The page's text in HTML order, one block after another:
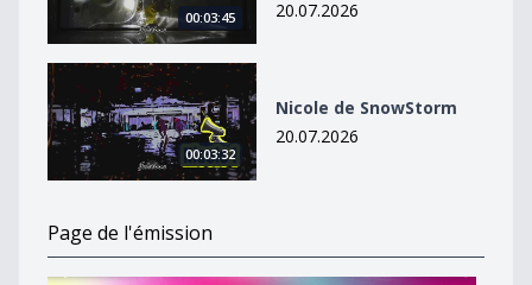
00:03:45
20.07.2026
Nicole de SnowStorm
00:03:32
Nicole de SnowStorm
20.07.2026
Page de l'émission